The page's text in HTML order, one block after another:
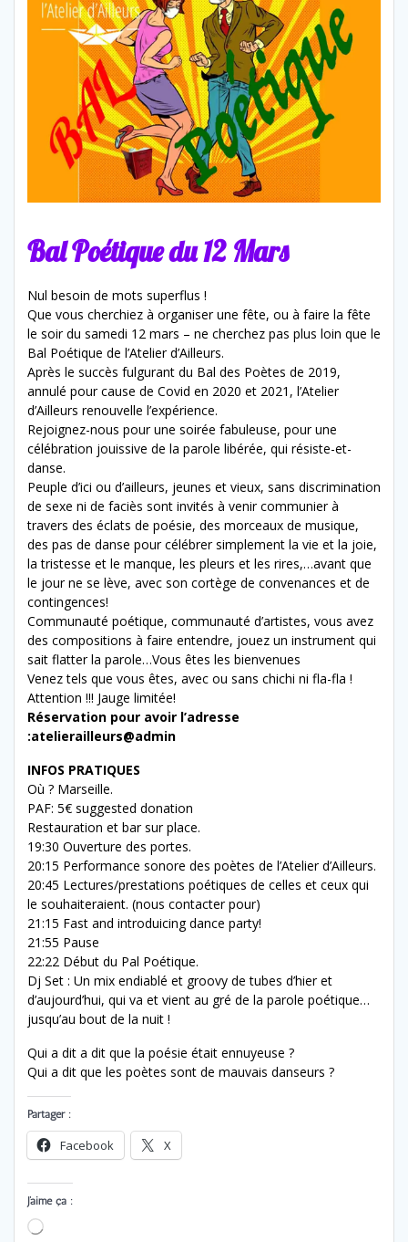
Bal Poétique du 12 Mars
Nul besoin de mots superflus !
Que vous cherchiez à organiser une fête, ou à faire la fête
le soir du samedi 12 mars – ne cherchez pas plus loin que le
Bal Poétique de l’Atelier d’Ailleurs.
Après le succès fulgurant du Bal des Poètes de 2019,
annulé pour cause de Covid en 2020 et 2021, l’Atelier
d’Ailleurs renouvelle l’expérience.
Rejoignez-nous pour une soirée fabuleuse, pour une
célébration jouissive de la parole libérée, qui résiste-et-
danse.
Peuple d’ici ou d’ailleurs, jeunes et vieux, sans discrimination
de sexe ni de faciès sont invités à venir communier à
travers des éclats de poésie, des morceaux de musique,
des pas de danse pour célébrer simplement la vie et la joie,
la tristesse et le manque, les pleurs et les rires,…avant que
le jour ne se lève, avec son cortège de convenances et de
contingences!
Communauté poétique, communauté d’artistes, vous avez
des compositions à faire entendre, jouez un instrument qui
sait flatter la parole…Vous êtes les bienvenues
Venez tels que vous êtes, avec ou sans chichi ni fla-fla !
Attention !!! Jauge limitée!
Réservation pour avoir l’adresse
:atelierailleurs@admin
INFOS PRATIQUES
Où ? Marseille.
PAF: 5€ suggested donation
Restauration et bar sur place.
19:30 Ouverture des portes.
20:15 Performance sonore des poètes de l’Atelier d’Ailleurs.
20:45 Lectures/prestations poétiques de celles et ceux qui
le souhaiteraient. (nous contacter pour)
21:15 Fast and introduicing dance party!
21:55 Pause
22:22 Début du Pal Poétique.
Dj Set : Un mix endiablé et groovy de tubes d’hier et
d’aujourd’hui, qui va et vient au gré de la parole poétique…
jusqu’au bout de la nuit !
Qui a dit a dit que la poésie était ennuyeuse ?
Qui a dit que les poètes sont de mauvais danseurs ?
Partager :
Facebook X
J’aime ça :
Chargement…